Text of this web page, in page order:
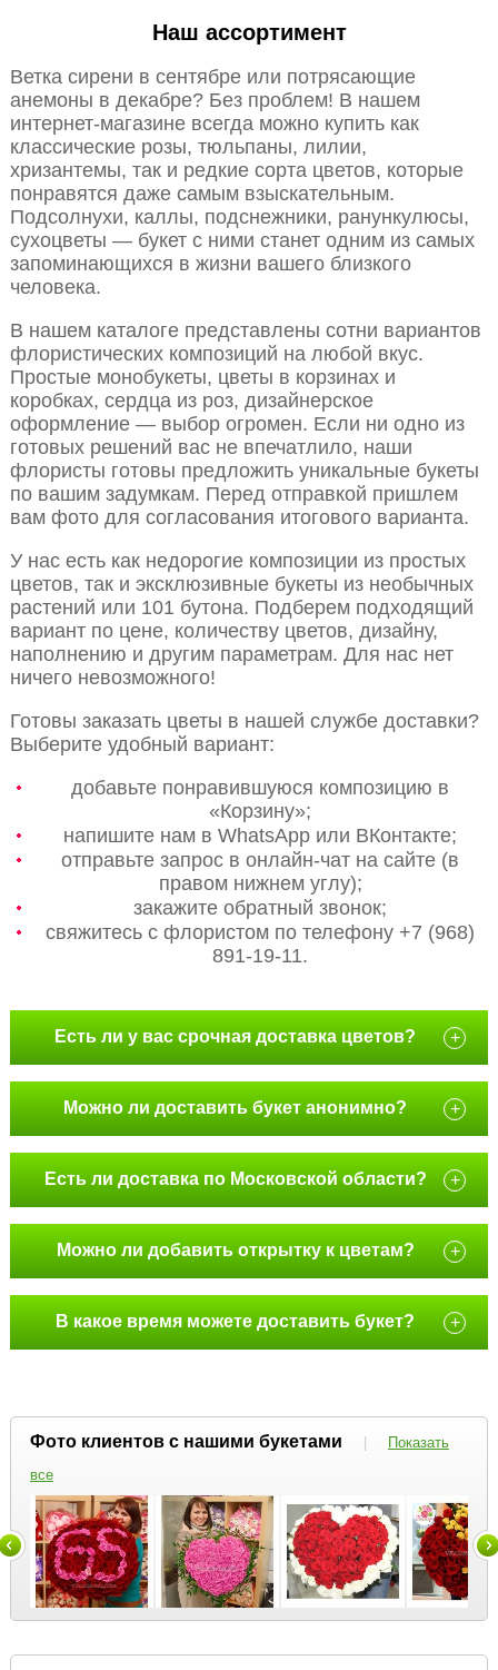
Наш ассортимент
Ветка сирени в сентябре или потрясающие
анемоны в декабре? Без проблем! В нашем
интернет-магазине всегда можно купить как
классические розы, тюльпаны, лилии,
хризантемы, так и редкие сорта цветов, которые
понравятся даже самым взыскательным.
Подсолнухи, каллы, подснежники, ранункулюсы,
сухоцветы — букет с ними станет одним из самых
запоминающихся в жизни вашего близкого
человека.
В нашем каталоге представлены сотни вариантов
флористических композиций на любой вкус.
Простые монобукеты, цветы в корзинах и
коробках, сердца из роз, дизайнерское
оформление — выбор огромен. Если ни одно из
готовых решений вас не впечатлило, наши
флористы готовы предложить уникальные букеты
по вашим задумкам. Перед отправкой пришлем
вам фото для согласования итогового варианта.
У нас есть как недорогие композиции из простых
цветов, так и эксклюзивные букеты из необычных
растений или 101 бутона. Подберем подходящий
вариант по цене, количеству цветов, дизайну,
наполнению и другим параметрам. Для нас нет
ничего невозможного!
Готовы заказать цветы в нашей службе доставки?
Выберите удобный вариант:
добавьте понравившуюся композицию в
«Корзину»;
напишите нам в WhatsApp или ВКонтакте;
отправьте запрос в онлайн-чат на сайте (в
правом нижнем углу);
закажите обратный звонок;
свяжитесь с флористом по телефону +7 (968)
891-19-11.
Есть ли у вас срочная доставка цветов? +
Можно ли доставить букет анонимно? +
Есть ли доставка по Московской области? +
Можно ли добавить открытку к цветам? +
В какое время можете доставить букет? +
Фото клиентов с нашими букетами |
Показать
все